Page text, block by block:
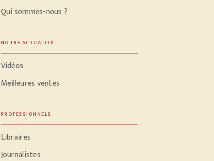
Qui sommes-nous ?
NOTRE ACTUALITÉ
Vidéos
Meilleures ventes
PROFESSIONNELS
Libraires
Journalistes